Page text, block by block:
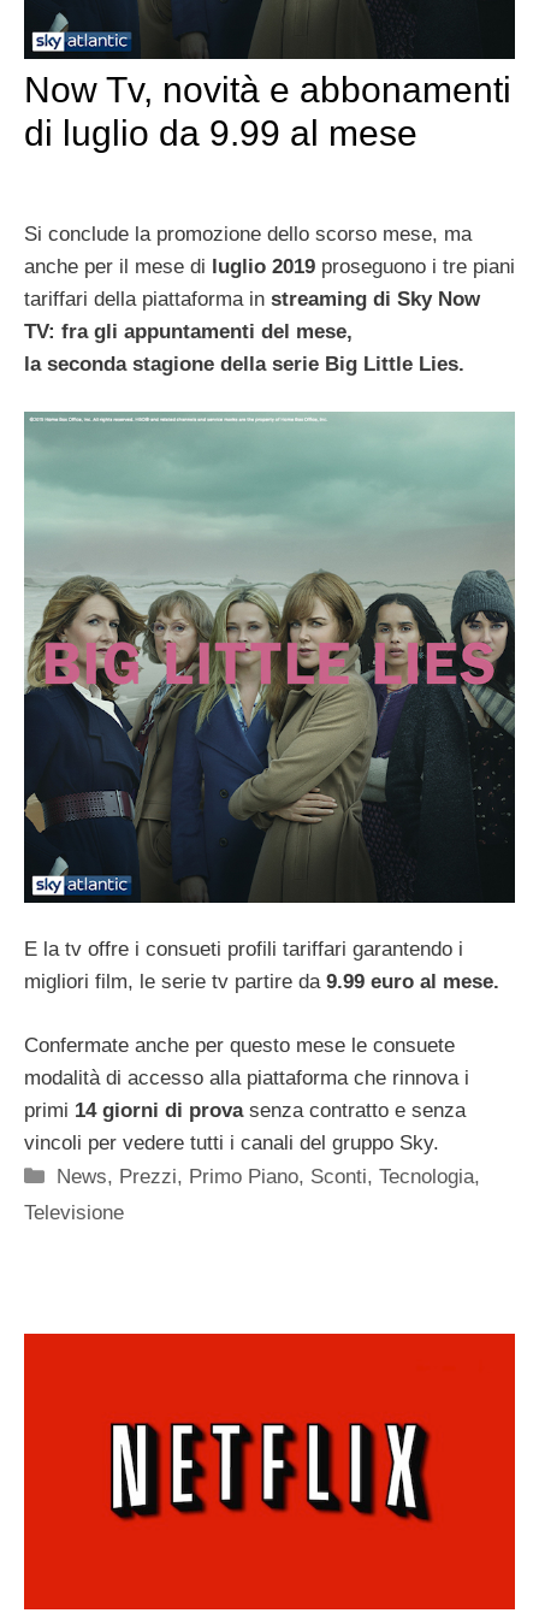
Now Tv, novità e abbonamenti
di luglio da 9.99 al mese
Si conclude la promozione dello scorso mese, ma
anche per il mese di luglio 2019 proseguono i tre piani
tariffari della piattaforma in streaming di Sky Now
TV: fra gli appuntamenti del mese,
la seconda stagione della serie Big Little Lies.
E la tv offre i consueti profili tariffari garantendo i
migliori film, le serie tv partire da 9.99 euro al mese.
Confermate anche per questo mese le consuete
modalità di accesso alla piattaforma che rinnova i
primi 14 giorni di prova senza contratto e senza
vincoli per vedere tutti i canali del gruppo Sky.
Categorie
News, Prezzi, Primo Piano, Sconti,Tecnologia,
Televisione